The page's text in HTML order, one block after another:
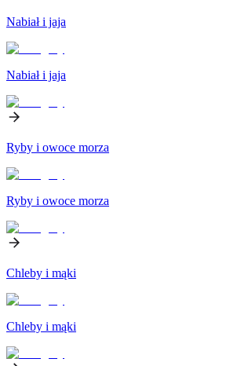
Nabiał i jaja
Nabiał i jaja
Ryby i owoce morza
Ryby i owoce morza
Chleby i mąki
Chleby i mąki